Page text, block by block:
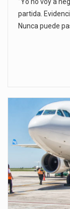
partida.
Nunca puede